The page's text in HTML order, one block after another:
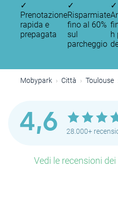
✓
Prenotazione
rapida e
prepagata
✓
Risparmiate
fino al 60%
sul
parcheggio
✓
h
Mobypark Città Toulouse
4,6 28.000+
Vedi le recensioni